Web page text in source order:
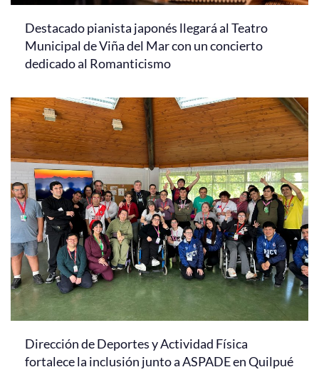
Destacado pianista japonés llegará al Teatro
Municipal de Viña del Mar con un concierto
dedicado al Romanticismo
Dirección de Deportes y Actividad Física
fortalece la inclusión junto a ASPADE en Quilpué